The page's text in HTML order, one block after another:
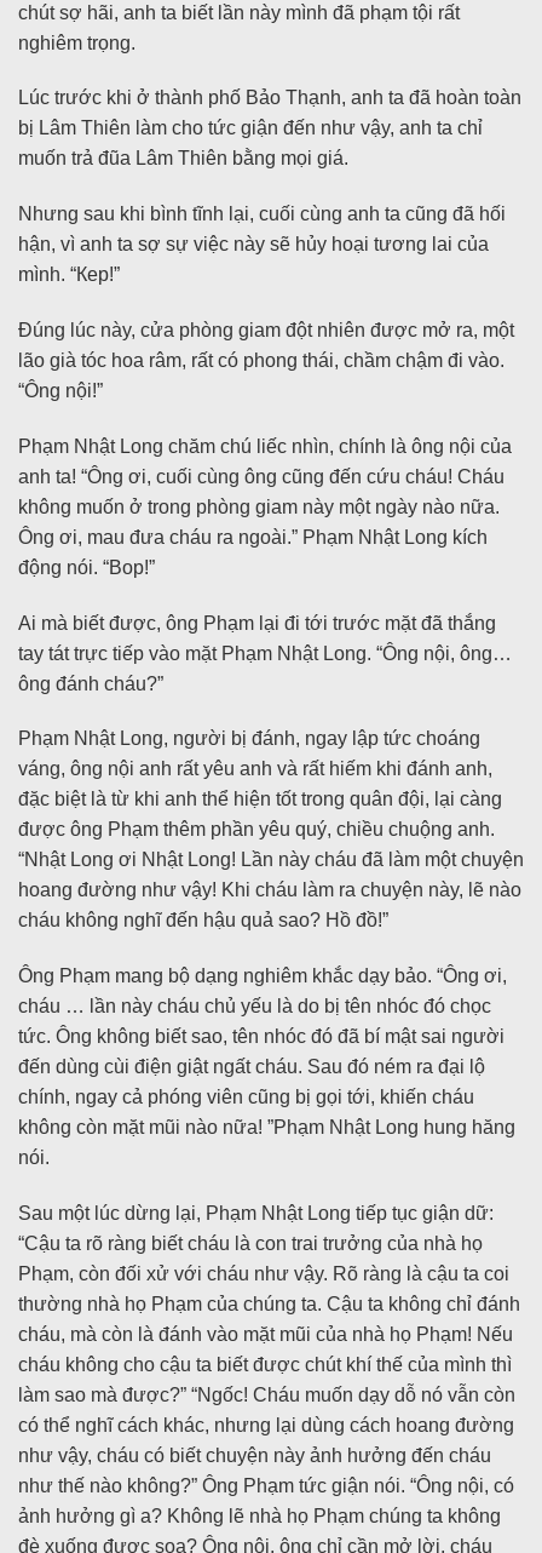
chút sợ hãi, anh ta biết lần này mình đã phạm tội rất
nghiêm trọng.
Lúc trước khi ở thành phố Bảo Thạnh, anh ta đã hoàn toàn
bị Lâm Thiên làm cho tức giận đến như vậy, anh ta chỉ
muốn trả đũa Lâm Thiên bằng mọi giá.
Nhưng sau khi bình tĩnh lại, cuối cùng anh ta cũng đã hối
hận, vì anh ta sợ sự việc này sẽ hủy hoại tương lai của
mình. “Кер!”
Đúng lúc này, cửa phòng giam đột nhiên được mở ra, một
lão già tóc hoa râm, rất có phong thái, chầm chậm đi vào.
“Ông nội!”
Phạm Nhật Long chăm chú liếc nhìn, chính là ông nội của
anh ta! “Ông ơi, cuối cùng ông cũng đến cứu cháu! Cháu
không muốn ở trong phòng giam này một ngày nào nữa.
Ông ơi, mau đưa cháu ra ngoài.” Phạm Nhật Long kích
động nói. “Bop!”
Ai mà biết được, ông Phạm lại đi tới trước mặt đã thắng
tay tát trực tiếp vào mặt Phạm Nhật Long. “Ông nội, ông…
ông đánh cháu?”
Phạm Nhật Long, người bị đánh, ngay lập tức choáng
váng, ông nội anh rất yêu anh và rất hiếm khi đánh anh,
đặc biệt là từ khi anh thể hiện tốt trong quân đội, lại càng
được ông Phạm thêm phần yêu quý, chiều chuộng anh.
“Nhật Long ơi Nhật Long! Lần này cháu đã làm một chuyện
hoang đường như vậy! Khi cháu làm ra chuyện này, lẽ nào
cháu không nghĩ đến hậu quả sao? Hồ đồ!”
Ông Phạm mang bộ dạng nghiêm khắc dạy bảo. “Ông ơi,
cháu … lần này cháu chủ yếu là do bị tên nhóc đó chọc
tức. Ông không biết sao, tên nhóc đó đã bí mật sai người
đến dùng cùi điện giật ngất cháu. Sau đó ném ra đại lộ
chính, ngay cả phóng viên cũng bị gọi tới, khiến cháu
không còn mặt mũi nào nữa! ”Phạm Nhật Long hung hăng
nói.
Sau một lúc dừng lại, Phạm Nhật Long tiếp tục giận dữ:
“Cậu ta rõ ràng biết cháu là con trai trưởng của nhà họ
Phạm, còn đối xử với cháu như vậy. Rõ ràng là cậu ta coi
thường nhà họ Phạm của chúng ta. Cậu ta không chỉ đánh
cháu, mà còn là đánh vào mặt mũi của nhà họ Phạm! Nếu
cháu không cho cậu ta biết được chút khí thế của mình thì
làm sao mà được?” “Ngốc! Cháu muốn dạy dỗ nó vẫn còn
có thể nghĩ cách khác, nhưng lại dùng cách hoang đường
như vậy, cháu có biết chuyện này ảnh hưởng đến cháu
như thế nào không?” Ông Phạm tức giận nói. “Ông nội, có
ảnh hưởng gì a? Không lẽ nhà họ Phạm chúng ta không
đè xuống được soa? Ông nội, ông chỉ cần mở lời, cháu